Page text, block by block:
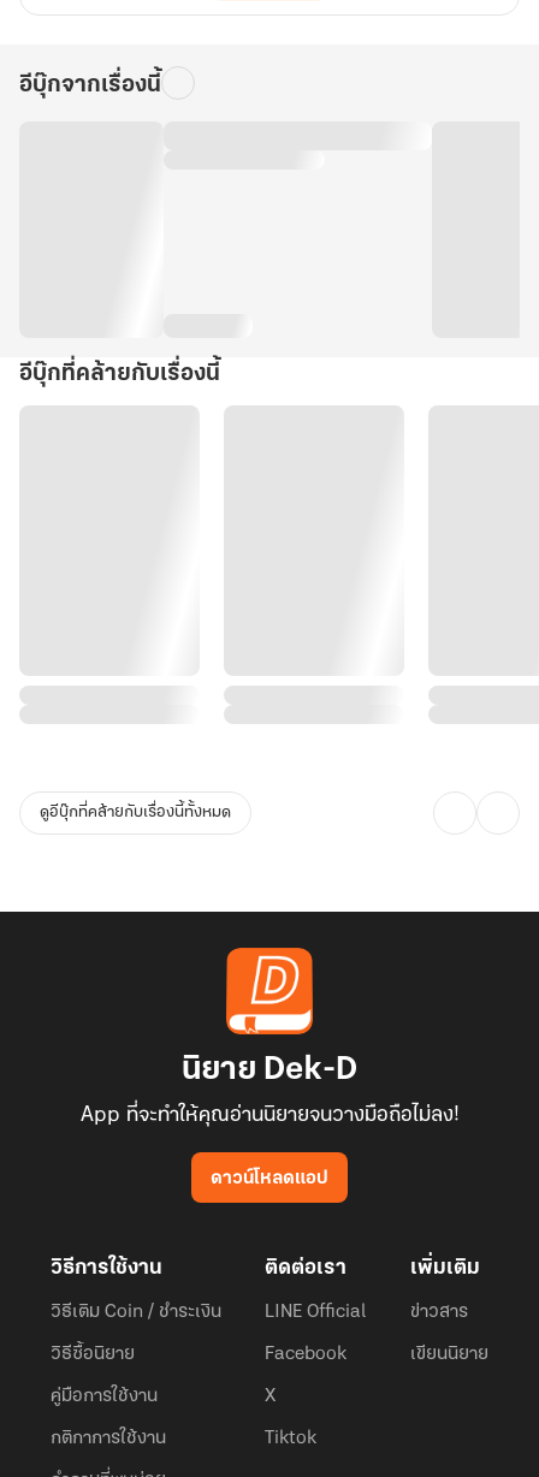
อีบุ๊กจากเรื่องนี้
อีบุ๊กที่คล้ายกับเรื่องนี้
ดูอีบุ๊กที่คล้ายกับเรื่องนี้ทั้งหมด
นิยาย Dek-D
App ที่จะทำให้คุณอ่านนิยายจนวางมือถือไม่ลง!
ดาวน์โหลดแอป
วิธีการใช้งาน
วิธีเติม Coin / ชำระเงิน
วิธีซื้อนิยาย
คู่มือการใช้งาน
กติกาการใช้งาน
ติดต่อเรา
LINE Official
Facebook
X
Tiktok
เพิ่มเติม
ข่าวสาร
เขียนนิยาย